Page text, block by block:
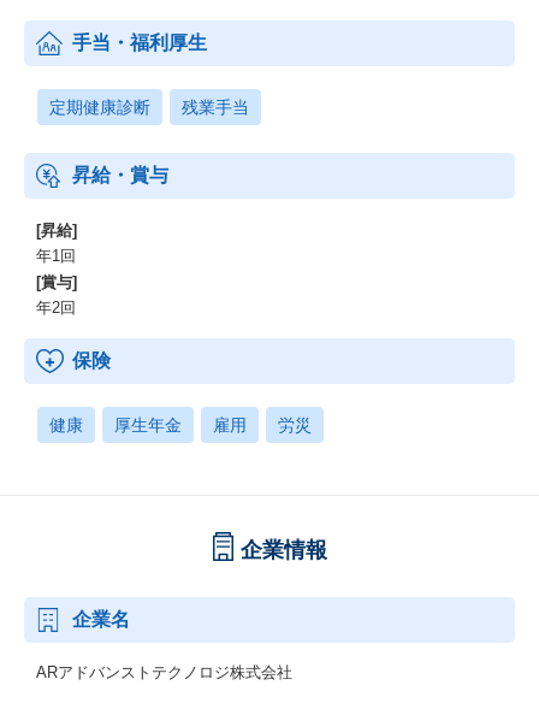
手当・福利厚生
定期健康診断 残業手当
昇給・賞与
[昇給]
年1回
[賞与]
年2回
保険
健康 厚生年金 雇用 労災
企業情報
企業名
ARアドバンストテクノロジ株式会社